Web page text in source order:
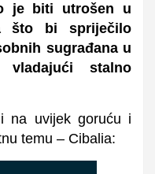
je biti utrošen u
što bi spriječilo
sugrađana u
vladajući stalno
na uvijek goruću i
temu – Cibalia: